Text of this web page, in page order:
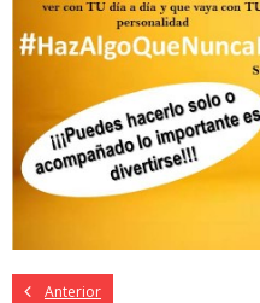
Anterior